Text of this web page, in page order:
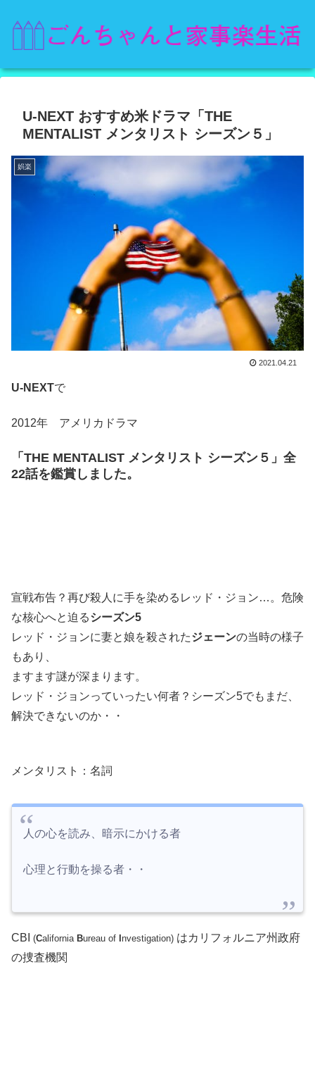
U-NEXT おすすめ米ドラマ「THE
MENTALIST メンタリスト シーズン５」
娯楽
2021.04.21
U-NEXTで
2012年 アメリカドラマ
「THE MENTALIST メンタリスト シーズン５」 全
22話を鑑賞しました。
宣戦布告？再び殺人に手を染めるレッド・ジョン…。危険
な核心へと迫るシーズン5
レッド・ジョンに妻と娘を殺されたジェーンの当時の様子
もあり、
ますます謎が深まります。
レッド・ジョンっていったい何者？シーズン5でもまだ、
解決できないのか・・
メンタリスト：名詞
人の心を読み、暗示にかける者
心理と行動を操る者・・
CBI (California Bureau of nvestigation) はカリフォルニア州政府
の捜査機関